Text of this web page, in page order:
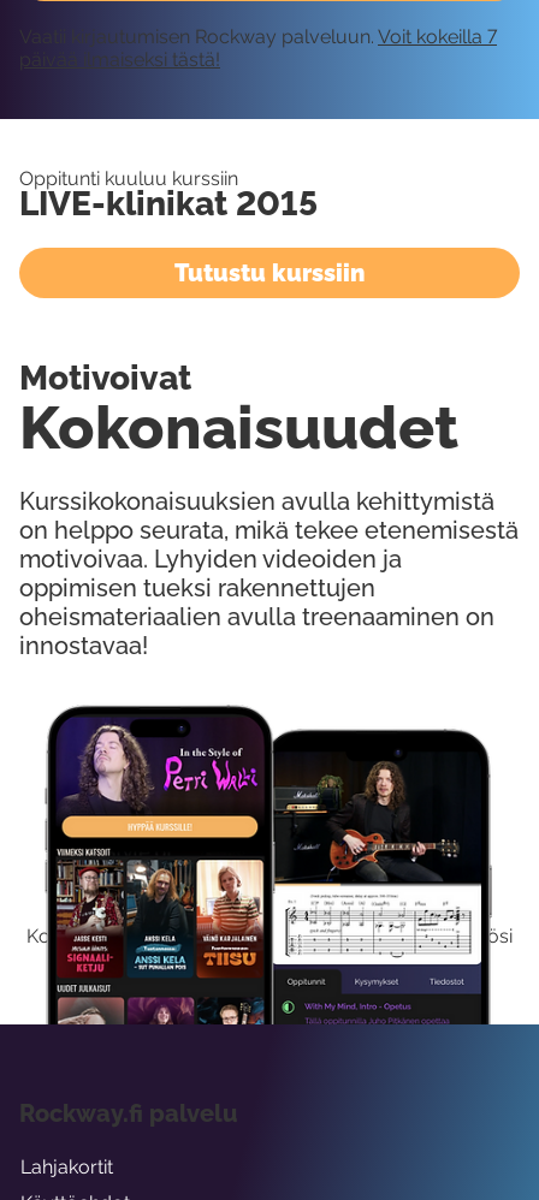
Kokeile Ilmaiseksi
Kokeilemalla ilmaiseksi saat koko sisältömme käyttöösi
viikon ajaksi.
Vaatii kirjautumisen Rockway palveluun. Voit kokeilla 7
päivää ilmaiseksi tästä!
Oppitunti kuuluu kurssiin
LIVE-klinikat 2015
Tutustu kurssiin
Kurssikokonaisuuksien avulla kehittymistä
on helppo seurata, mikä tekee etenemisestä
motivoivaa. Lyhyiden videoiden ja
oppimisen tueksi rakennettujen
oheismateriaalien avulla treenaaminen on
innostavaa!
Kokonaisuudet
Motivoivat
Rockway.fi palvelu
Lahjakortit